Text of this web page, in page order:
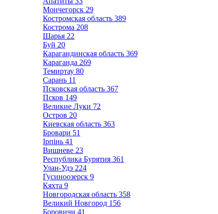
Мончегорск 29
Костромская область 389
Кострома 208
Шарья 22
Буй 20
Карагандинская область 369
Караганда 269
Темиртау 80
Сарань 11
Псковская область 367
Псков 149
Великие Луки 72
Остров 20
Киевская область 363
Бровари 51
Ірпінь 41
Вишневе 23
Республика Бурятия 361
Улан-Удэ 224
Гусиноозерск 9
Кяхта 9
Новгородская область 358
Великий Новгород 156
Боровичи 41